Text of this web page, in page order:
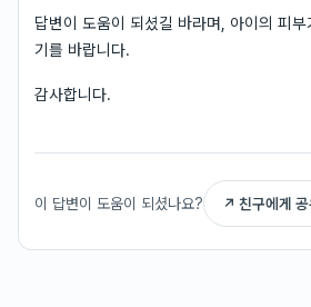
답변이 도움이 되셨길 바라며, 아이의 피
기를 바랍니다.
감사합니다.
이 답변이 도움이 되셨나요? ↗ 친구에게